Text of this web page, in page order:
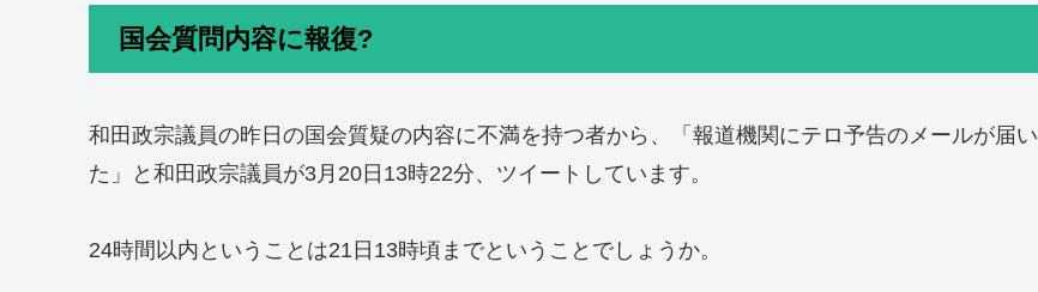
国会質問内容に報復?
和田政宗議員の昨日の国会質疑の内容に不満を持つ者から、「報道機関にテロ予告のメールが届い
た」と和田政宗議員が3月20日13時22分、ツイートしています。
24時間以内ということは21日13時頃までということでしょうか。